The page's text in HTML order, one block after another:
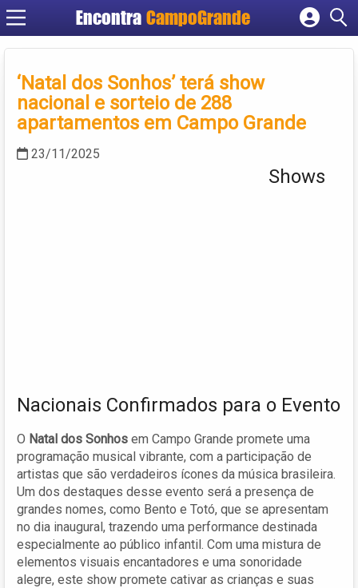
Encontra CampoGrande
Cadastrar empresa
Criar conta
‘Natal dos Sonhos’ terá show
nacional e sorteio de 288
apartamentos em Campo Grande
23/11/2025
Shows
Nacionais Confirmados para o Evento
O Natal dos Sonhos em Campo Grande promete uma
programação musical vibrante, com a participação de
artistas que são verdadeiros ícones da música brasileira.
Um dos destaques desse evento será a presença de
grandes nomes, como Bento e Totó, que se apresentam
no dia inaugural, trazendo uma performance destinada
especialmente ao público infantil. Com uma mistura de
elementos visuais encantadores e uma sonoridade
alegre, este show promete cativar as crianças e suas